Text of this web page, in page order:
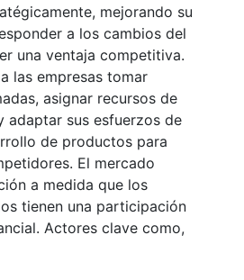
mejorando su
a los cambios del
una ventaja competitiva.
las empresas tomar
asignar recursos de
adaptar sus esfuerzos de
de productos para
El mercado
a medida que los
tienen una participación
Actores clave como,